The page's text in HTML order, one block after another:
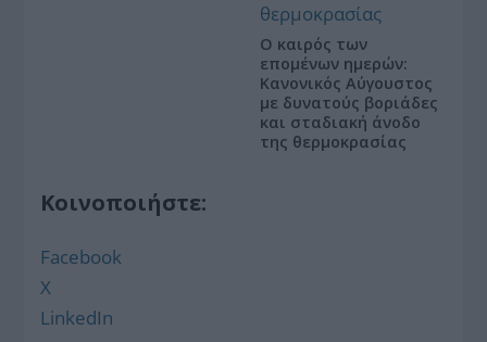
Ο καιρός των
επομένων ημερών:
Κανονικός Αύγουστος
με δυνατούς βοριάδες
και σταδιακή άνοδο
της θερμοκρασίας
Κοινοποιήστε:
Facebook
X
LinkedIn